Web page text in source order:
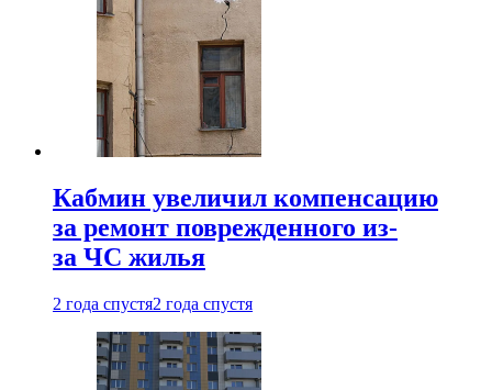
Кабмин увеличил компенсацию
за ремонт поврежденного из-
за ЧС жилья
2 года спустя2 года спустя